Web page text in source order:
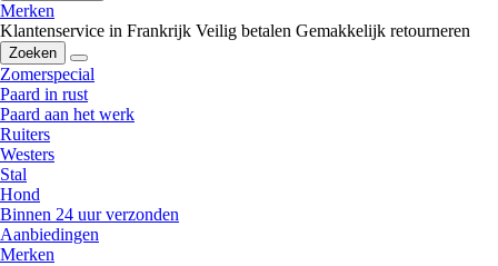
Merken
Klantenservice in Frankrijk Veilig betalen Gemakkelijk retourneren
Zoeken
Zomerspecial
Paard in rust
Paard aan het werk
Ruiters
Westers
Stal
Hond
Binnen 24 uur verzonden
Aanbiedingen
Merken